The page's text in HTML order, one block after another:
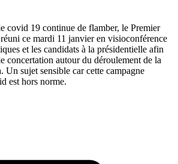
covid 19 continue de flamber, le Premier
ce mardi 11 janvier en visioconférence
et les candidats à la présidentielle afin
concertation autour du déroulement de la
Un sujet sensible car cette campagne
est hors norme.